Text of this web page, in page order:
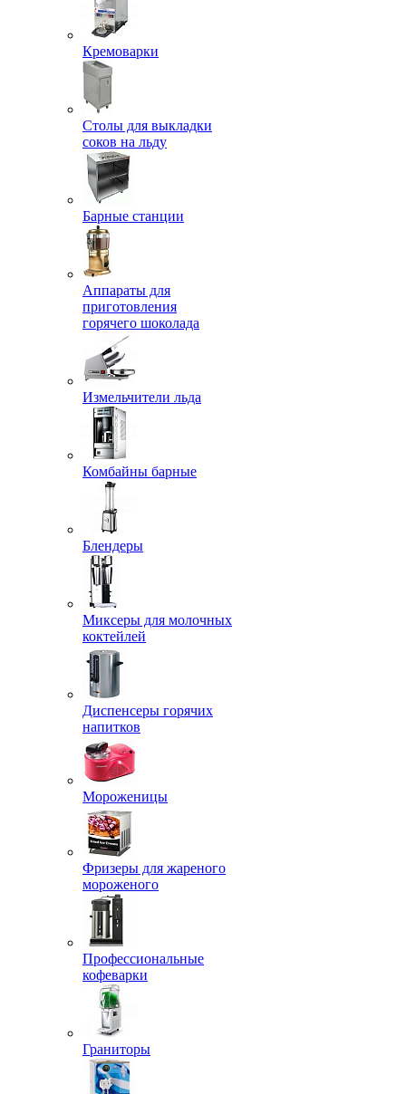
Кремоварки
Столы для выкладки
соков на льду
Барные станции
Аппараты для
приготовления
горячего шоколада
Измельчители льда
Комбайны барные
Блендеры
Миксеры для молочных
коктейлей
Диспенсеры горячих
напитков
Мороженицы
Фризеры для жареного
мороженого
Профессиональные
кофеварки
Граниторы